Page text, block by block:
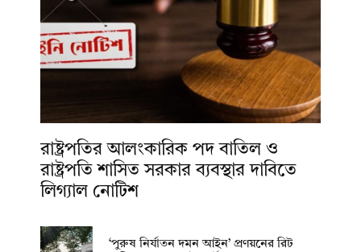
রাষ্ট্রপতির আলংকারিক পদ বাতিল ও
রাষ্ট্রপতি শাসিত সরকার ব্যবস্থার দাবিতে
লিগ্যাল নোটিশ
‘পুরুষ নির্যাতন দমন আইন’ প্রণয়নের রিট